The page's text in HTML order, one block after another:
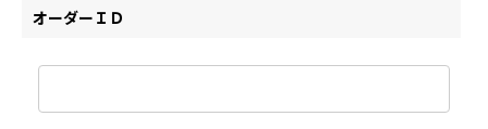
オーダーＩＤ